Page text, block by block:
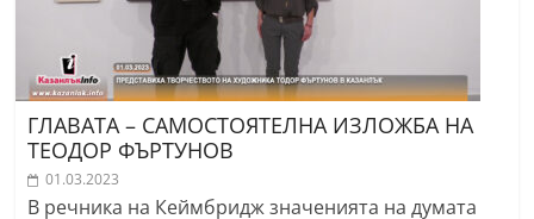
ГЛАВАТА – САМОСТОЯТЕЛНА ИЗЛОЖБА НА
ТЕОДОР ФЪРТУНОВ
01.03.2023
В речника на Кеймбридж значенията на думата